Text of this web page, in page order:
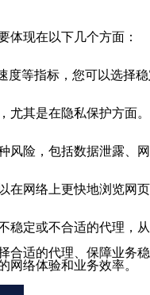
体现在以下几个方面：
度等指标，您可以选择
尤其是在隐私保护方面
风险，包括数据泄露、
在网络上更快地浏览网
稳定或不合适的代理，
合适的代理、保障业务
络体验和业务效率。